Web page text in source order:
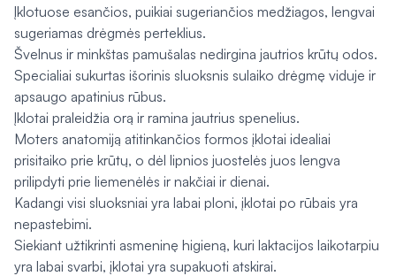
Įklotuose esančios, puikiai sugeriančios medžiagos, lengvai
sugeriamas drėgmės perteklius.
Švelnus ir minkštas pamušalas nedirgina jautrios krūtų odos.
Specialiai sukurtas išorinis sluoksnis sulaiko drėgmę viduje ir
apsaugo apatinius rūbus.
Įklotai praleidžia orą ir ramina jautrius spenelius.
Moters anatomiją atitinkančios formos įklotai idealiai
prisitaiko prie krūtų, o dėl lipnios juostelės juos lengva
prilipdyti prie liemenėlės ir nakčiai ir dienai.
Kadangi visi sluoksniai yra labai ploni, įklotai po rūbais yra
nepastebimi.
Siekiant užtikrinti asmeninę higieną, kuri laktacijos laikotarpiu
yra labai svarbi, įklotai yra supakuoti atskirai.